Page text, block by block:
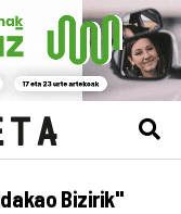
Bizirik"